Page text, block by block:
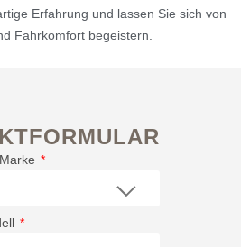
Erfahrung und lassen Sie sich von
Fahrkomfort begeistern.